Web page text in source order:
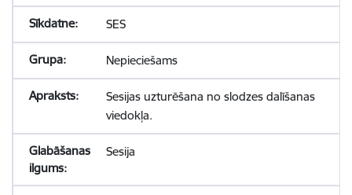
SES
Nepieciešams
Sesijas uzturēšana no slodzes dalīšanas
viedokļa.
Sesija